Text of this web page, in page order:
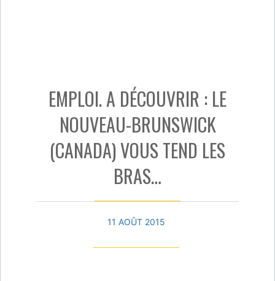
EMPLOI. A DÉCOUVRIR : LE
NOUVEAU-BRUNSWICK
(CANADA) VOUS TEND LES
BRAS…
11 AOÛT 2015